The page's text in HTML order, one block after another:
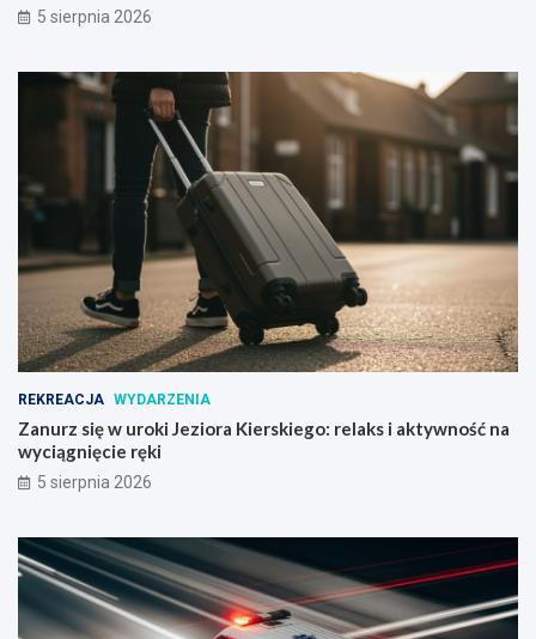
5 sierpnia 2026
REKREACJA WYDARZENIA
Zanurz się w uroki Jeziora Kierskiego: relaks i aktywność na
wyciągnięcie ręki
5 sierpnia 2026